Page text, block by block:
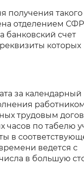
настройки
получения такого
отделением
банковский счет
которых
за
трудовым
часов по табелю
в
ведется с
в большую